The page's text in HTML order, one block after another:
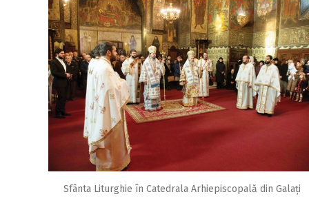
Sfânta Liturghie în Catedrala Arhiepiscopală din Galați